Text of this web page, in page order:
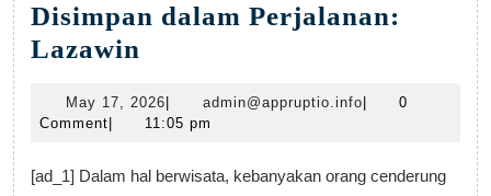
Disimpan dalam Perjalanan:
Lazawin
Terbaik
Disimpan
May 17, 2026May
17,
admin@appruptio.info
0
Comment
11:05 pm
[ad_1] Dalam hal berwisata, kebanyakan orang cenderung